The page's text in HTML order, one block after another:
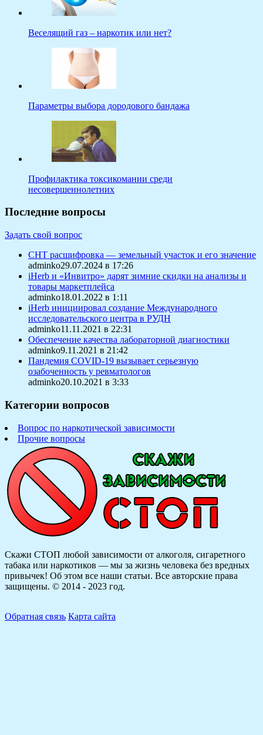
Веселящий газ – наркотик или нет?
Параметры выбора дородового бандажа
Профилактика токсикомании среди
несовершеннолетних
Последние вопросы
Задать свой вопрос
СНТ расшифровка — земельный участок и его значение
adminko29.07.2024 в 17:26
iHerb и «Инвитро» дарят зимние скидки на анализы и
товары маркетплейса
adminko18.01.2022 в 1:11
iHerb инициировал создание Международного
исследовательского центра в РУДН
adminko11.11.2021 в 22:31
Обеспечение качества лабораторной диагностики
adminko9.11.2021 в 21:42
Пандемия COVID-19 вызывает серьезную
озабоченность у ревматологов
adminko20.10.2021 в 3:33
Категории вопросов
Вопрос по наркотической зависимости
Прочие вопросы
Скажи СТОП любой зависимости от алкоголя, сигаретного
табака или наркотиков — мы за жизнь человека без вредных
привычек! Об этом все наши статьи. Все авторские права
защищены. © 2014 - 2023 год.
Обратная связь Карта сайта